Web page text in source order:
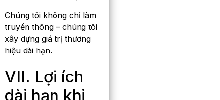
Chúng tôi không chỉ làm
truyền thông – chúng tôi
xây dựng giá trị thương
hiệu dài hạn.
VII. Lợi ích
dài hạn khi